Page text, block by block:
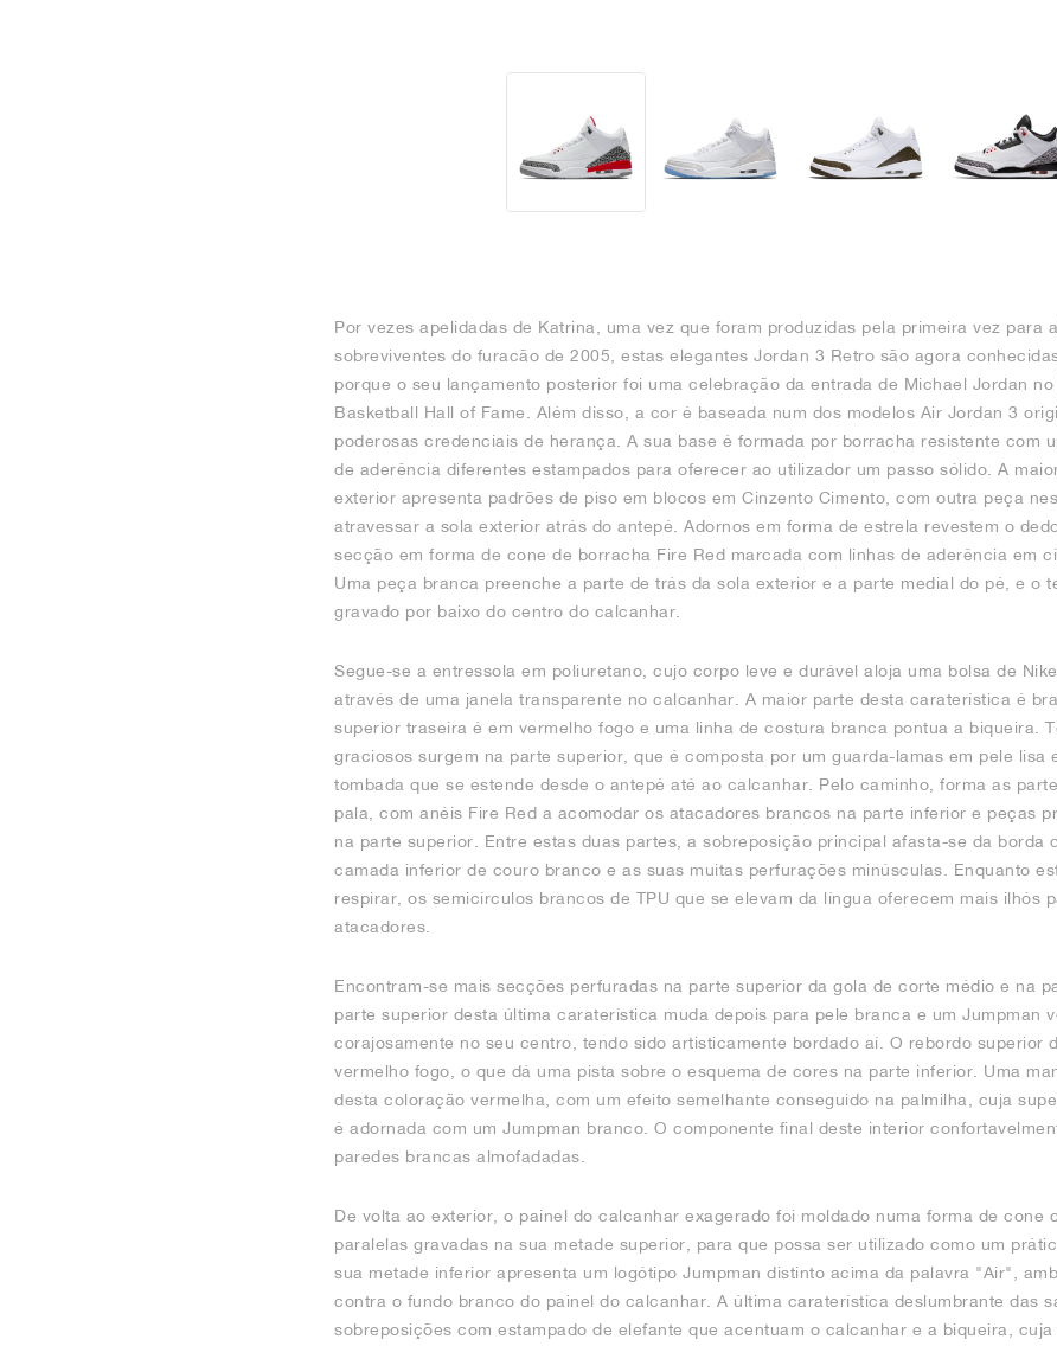
Por vezes apelidadas de Katrina, uma vez que foram produzidas pela primeira vez para
sobreviventes do furacão de 2005, estas elegantes Jordan 3 Retro são agora
porque o seu lançamento posterior foi uma celebração da entrada de Michael Jordan
Basketball Hall of Fame. Além disso, a cor é baseada num dos modelos Air Jordan 3
poderosas credenciais de herança. A sua base é formada por borracha resistente com
de aderência diferentes estampados para oferecer ao utilizador um passo sólido. A
exterior apresenta padrões de piso em blocos em Cinzento Cimento, com outra peça
atravessar a sola exterior atrás do antepé. Adornos em forma de estrela revestem o
secção em forma de cone de borracha Fire Red marcada com linhas de aderência em
Uma peça branca preenche a parte de trás da sola exterior e a parte medial do pé, e o
gravado por baixo do centro do calcanhar.
Segue-se a entressola em poliuretano, cujo corpo leve e durável aloja uma bolsa de
através de uma janela transparente no calcanhar. A maior parte desta caraterística é
superior traseira é em vermelho fogo e uma linha de costura branca pontua a biqueira.
graciosos surgem na parte superior, que é composta por um guarda-lamas em pele lisa
tombada que se estende desde o antepé até ao calcanhar. Pelo caminho, forma as
pala, com anéis Fire Red a acomodar os atacadores brancos na parte inferior e peças
na parte superior. Entre estas duas partes, a sobreposição principal afasta-se da borda
camada inferior de couro branco e as suas muitas perfurações minúsculas. Enquanto
respirar, os semicírculos brancos de TPU que se elevam da língua oferecem mais ilhós
atacadores.
Encontram-se mais secções perfuradas na parte superior da gola de corte médio e na
parte superior desta última caraterística muda depois para pele branca e um Jumpman
corajosamente no seu centro, tendo sido artisticamente bordado aí. O rebordo superior
vermelho fogo, o que dá uma pista sobre o esquema de cores na parte inferior. Uma
desta coloração vermelha, com um efeito semelhante conseguido na palmilha, cuja
é adornada com um Jumpman branco. O componente final deste interior
paredes brancas almofadadas.
De volta ao exterior, o painel do calcanhar exagerado foi moldado numa forma de cone
paralelas gravadas na sua metade superior, para que possa ser utilizado como um
sua metade inferior apresenta um logótipo Jumpman distinto acima da palavra "Air",
contra o fundo branco do painel do calcanhar. A última caraterística deslumbrante das
sobreposições com estampado de elefante que acentuam o calcanhar e a biqueira,